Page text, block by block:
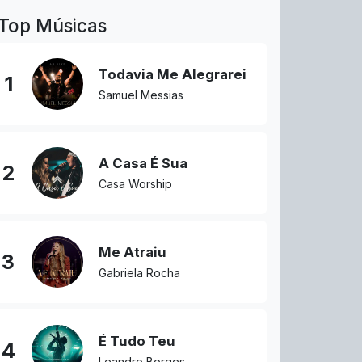
Músicas
1 Todavia Me Alegrarei
Samuel Messias
2 A Casa É Sua
Casa Worship
3 Me Atraiu
Gabriela Rocha
4 É Tudo Teu